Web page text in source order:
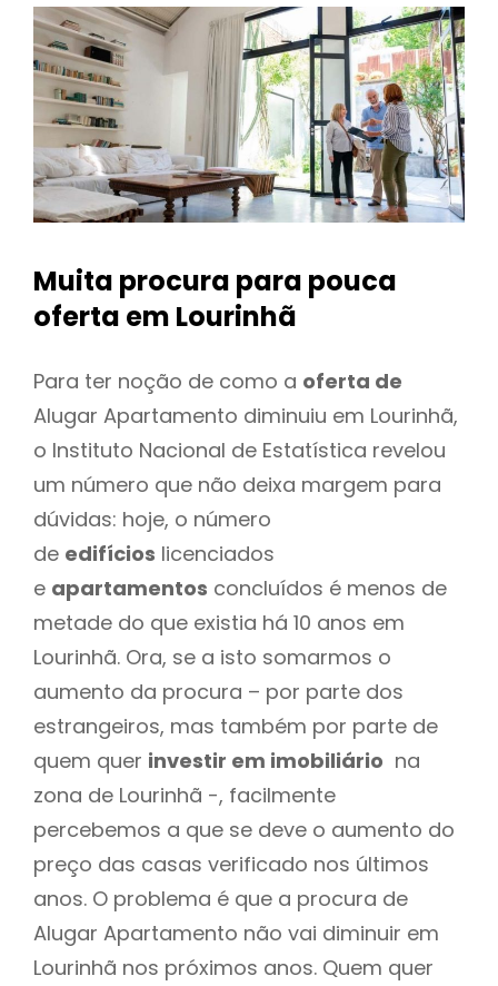
Muita procura para pouca
oferta em Lourinhã
Para ter noção de como a oferta de
Alugar Apartamento diminuiu em Lourinhã,
o Instituto Nacional de Estatística revelou
um número que não deixa margem para
dúvidas: hoje, o número
de edifícios licenciados
e apartamentos concluídos é menos de
metade do que existia há 10 anos em
Lourinhã. Ora, se a isto somarmos o
aumento da procura – por parte dos
estrangeiros, mas também por parte de
quem quer investir em imobiliário na
zona de Lourinhã -, facilmente
percebemos a que se deve o aumento do
preço das casas verificado nos últimos
anos. O problema é que a procura de
Alugar Apartamento não vai diminuir em
Lourinhã nos próximos anos. Quem quer